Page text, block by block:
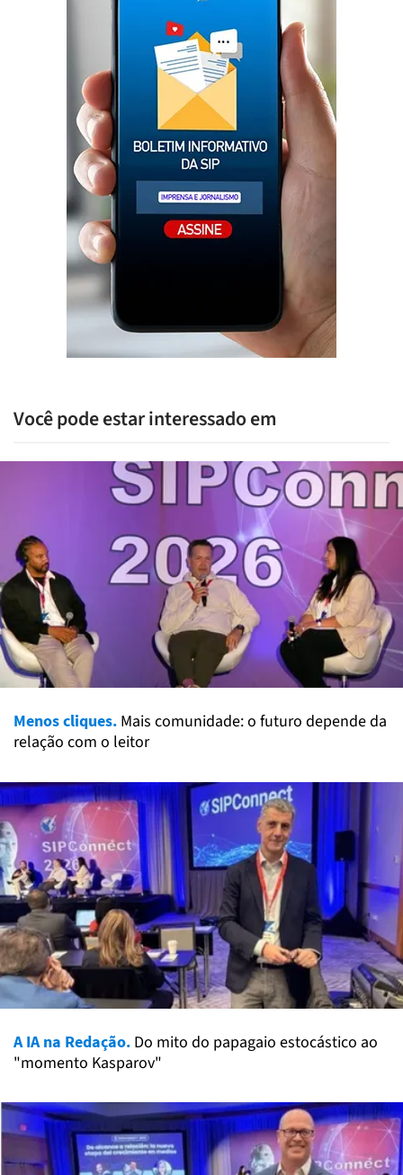
Você pode estar interessado em
Menos cliques. Mais comunidade: o futuro depende da
relação com o leitor
A IA na Redação. Do mito do papagaio estocástico ao
"momento Kasparov"